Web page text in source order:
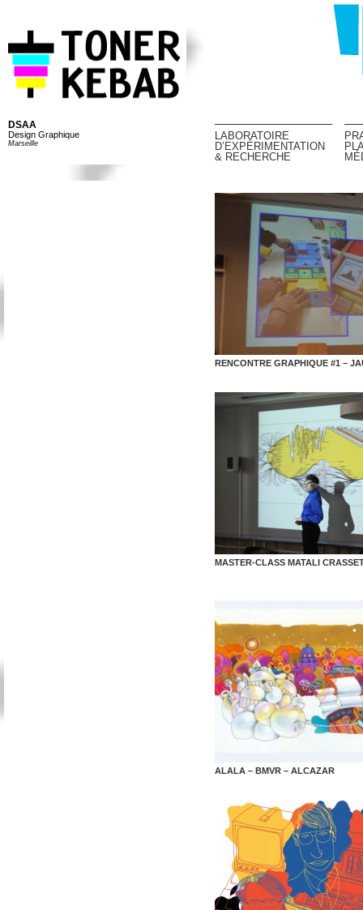
DSAA
Design Graphique
Marseille
LABORATOIRE
D’EXPÉRIMENTATION
& RECHERCHE
RENCONTRE GRAPHIQUE #1 –
MASTER-CLASS MATALI
ALALA – BMVR – ALCAZAR